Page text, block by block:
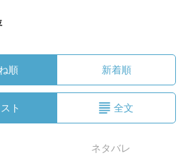
順 新着順
ト 全文
ネタバレ